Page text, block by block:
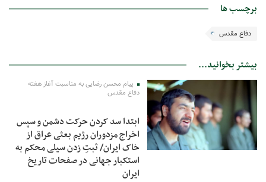
برچسب ها
دفاع مقدس
بیشتر بخوانید...
پیام محسن رضایی به مناسبت آغاز هفته
دفاع مقدس
ابتدا سد کردن حرکت دشمن و سپس
اخراج مزدوران رژیم بعثی عراق از
خاک ایران/ ثبتِ زدن سیلی محکم به
استکبار جهانی در صفحات تاریخ
ایران